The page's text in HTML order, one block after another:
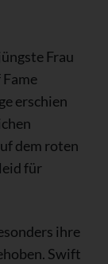
Frau
erschien
dem roten
für
ihre
Swift